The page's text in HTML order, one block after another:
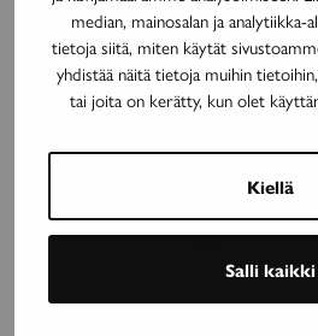
median, mainosalan ja analytiikka-
tietoja siitä, miten käytät
yhdistää näitä tietoja muihin
tai joita on kerätty, kun olet
Kiellä
Salli kaikki